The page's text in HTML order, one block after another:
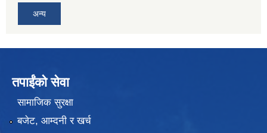
अन्य
तपाईंको सेवा
सामाजिक सुरक्षा
बजेट, आम्दनी र खर्च